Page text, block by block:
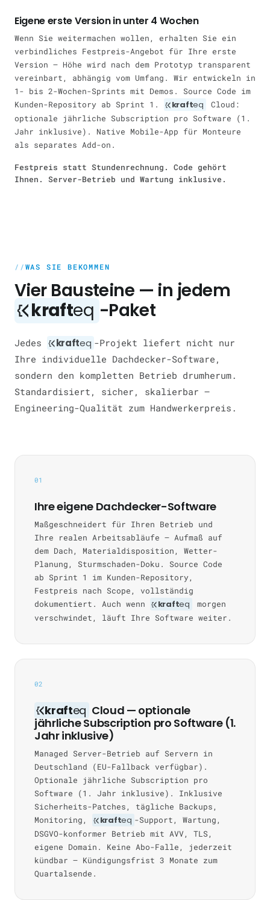
Eigene erste Version in unter 4 Wochen
Wenn Sie weitermachen wollen, erhalten Sie ein
verbindliches Festpreis-Angebot für Ihre erste
Version — Höhe wird nach dem Prototyp transparent
vereinbart, abhängig vom Umfang. Wir entwickeln in
1- bis 2-Wochen-Sprints mit Demos. Source Code im
Kunden-Repository ab Sprint 1.
krafteq
Cloud:
optionale jährliche Subscription pro Software (1.
Jahr inklusive). Native Mobile-App für Monteure
als separates Add-on.
Festpreis statt Stundenrechnung. Code gehört
Ihnen. Server-Betrieb und Wartung inklusive.
WAS SIE BEKOMMEN
Vier Bausteine — in jedem
krafteq -Paket
Jedes krafteq -Projekt liefert nicht nur
Ihre individuelle Dachdecker-Software,
sondern den kompletten Betrieb drumherum.
Standardisiert, sicher, skalierbar —
Engineering-Qualität zum Handwerkerpreis.
01
Ihre eigene Dachdecker-Software
Maßgeschneidert für Ihren Betrieb und
Ihre realen Arbeitsabläufe — Aufmaß auf
dem Dach, Materialdisposition, Wetter-
Planung, Sturmschaden-Doku. Source Code
ab Sprint 1 im Kunden-Repository,
Festpreis nach Scope, vollständig
dokumentiert. Auch wenn
krafteq
morgen
verschwindet, läuft Ihre Software weiter.
02
krafteq Cloud — optionale
jährliche Subscription pro Software (1.
Jahr inklusive)
Managed Server-Betrieb auf Servern in
Deutschland (EU-Fallback verfügbar).
Optionale jährliche Subscription pro
Software (1. Jahr inklusive). Inklusive
Sicherheits-Patches, tägliche Backups,
Monitoring,
krafteq -Support, Wartung,
DSGVO-konformer Betrieb mit AVV, TLS,
eigene Domain. Keine Abo-Falle, jederzeit
kündbar — Kündigungsfrist 3 Monate zum
Quartalsende.